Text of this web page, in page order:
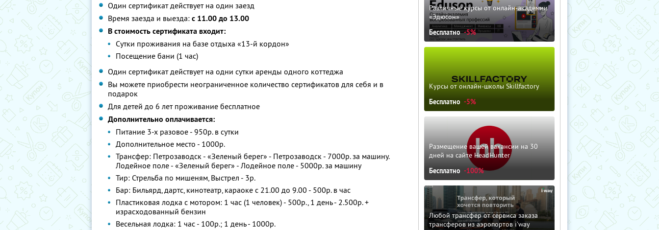
Один сертификат действует на один заезд
Время заезда и выезда: с 11.00 до 13.00
В стоимость сертификата входит:
Сутки проживания на базе отдыха «13-й кордон»
Посещение бани (1 час)
Один сертификат действует на одни сутки аренды одного коттеджа
Вы можете приобрести неограниченное количество сертификатов для себя и в
подарок
Для детей до 6 лет проживание бесплатное
Дополнительно оплачивается:
Питание 3-х разовое - 950р. в сутки
Дополнительное место - 1000р.
Трансфер: Петрозаводск - «Зеленый берег» - Петрозаводск - 7000р. за машину.
Лодейное поле - «Зеленый берег» - Лодейное поле - 5000р. за машину
Тир: Стрельба по мишеням, Выстрел - 3р.
Бар: Бильярд, дартс, кинотеатр, караоке с 21.00 до 9.00 - 500р. в час
Пластиковая лодка с мотором: 1 час (1 человек) - 500р., 1 день - 2.500р. +
израсходованный бензин
Весельная лодка: 1 час - 100р.; 1 день - 1000р.
Различные курсы от онлайн-академии
«Эдюсон»
Бесплатно -5%
Курсы от онлайн-школы Skillfactory
Бесплатно -5%
Размещение вашей вакансии на 30
дней на сайте HeadHunter
Бесплатно -100%
Любой трансфер от сервиса заказа
трансферов из аэропортов i'way